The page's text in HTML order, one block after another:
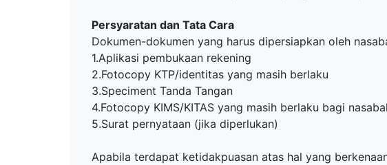
Persyaratan dan Tata Cara
Dokumen-dokumen yang harus dipersiapkan oleh
1.Aplikasi pembukaan rekening
2.Fotocopy KTP/identitas yang masih berlaku
3.Speciment Tanda Tangan
4.Fotocopy KIMS/KITAS yang masih berlaku bagi
5.Surat pernyataan (jika diperlukan)
Apabila terdapat ketidakpuasan atas hal yang